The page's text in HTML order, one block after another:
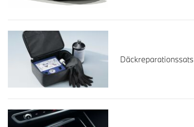
Däckreparationssats